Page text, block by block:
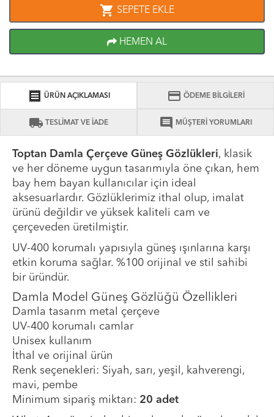
shopping_cart SEPETE EKLE
HEMEN AL
receipt ÜRÜN AÇIKLAMASI credit_card ÖDEME BİLGİLERİ
local_shipping TESLİMAT VE İADE comment MÜŞTERİ YORUMLARI
Toptan Damla Çerçeve Güneş Gözlükleri, klasik
ve her döneme uygun tasarımıyla öne çıkan, hem
bay hem bayan kullanıcılar için ideal
aksesuarlardır. Gözlüklerimiz ithal olup, imalat
ürünü değildir ve yüksek kaliteli cam ve
çerçeveden üretilmiştir.
UV-400 korumalı yapısıyla güneş ışınlarına karşı
etkin koruma sağlar. %100 orijinal ve stil sahibi
bir üründür.
Damla Model Güneş Gözlüğü Özellikleri
Damla tasarım metal çerçeve
UV-400 korumalı camlar
Unisex kullanım
İthal ve orijinal ürün
Renk seçenekleri: Siyah, sarı, yeşil, kahverengi,
mavi, pembe
Minimum sipariş miktarı: 20 adet